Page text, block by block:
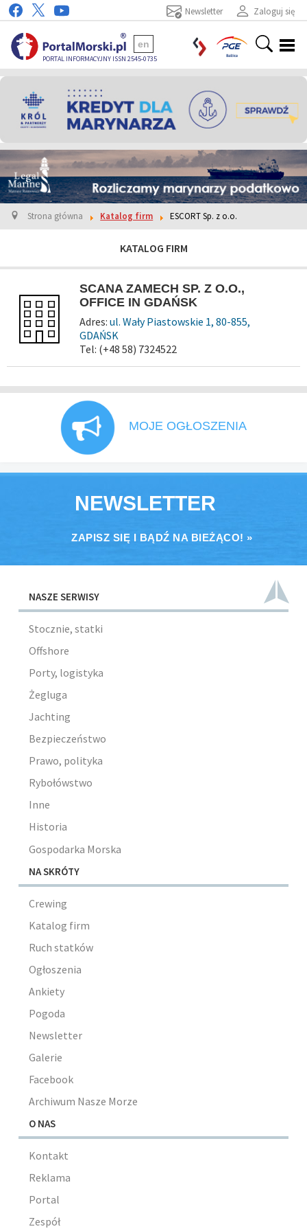
Zaloguj się
Newsletter
PORTAL INFORMACYJNY ISSN 2545-0735
en
Strona główna Katalog firm ESCORT Sp. z o.o.
KATALOG FIRM
SCANA ZAMECH SP. Z O.O.,
OFFICE IN GDAŃSK
Adres: ul. Wały Piastowskie 1, 80-855,
GDAŃSK
Tel: (+48 58) 7324522
MOJE OGŁOSZENIA
NEWSLETTER
ZAPISZ SIĘ I BĄDŹ NA BIEŻĄCO! »
NASZE SERWISY
Stocznie, statki
Offshore
Porty, logistyka
Żegluga
Jachting
Bezpieczeństwo
Prawo, polityka
Rybołówstwo
Inne
Historia
Gospodarka Morska
NA SKRÓTY
Crewing
Katalog firm
Ruch statków
Ogłoszenia
Ankiety
Pogoda
Newsletter
Galerie
Facebook
Archiwum Nasze Morze
O NAS
Kontakt
Reklama
Portal
Zespół